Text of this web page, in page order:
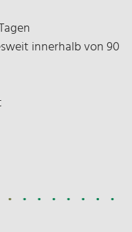
innerhalb von 90